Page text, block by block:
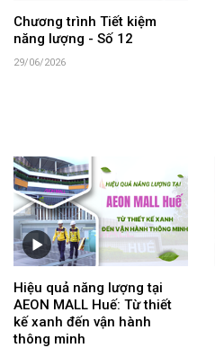
Chương trình Tiết kiệm
năng lượng - Số 12
29/06/2026
Hiệu quả năng lượng tại
AEON MALL Huế: Từ thiết
kế xanh đến vận hành
thông minh